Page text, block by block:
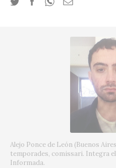
Alejo Ponce de León (Buenos
temporades, comissari. Integra
Informada.